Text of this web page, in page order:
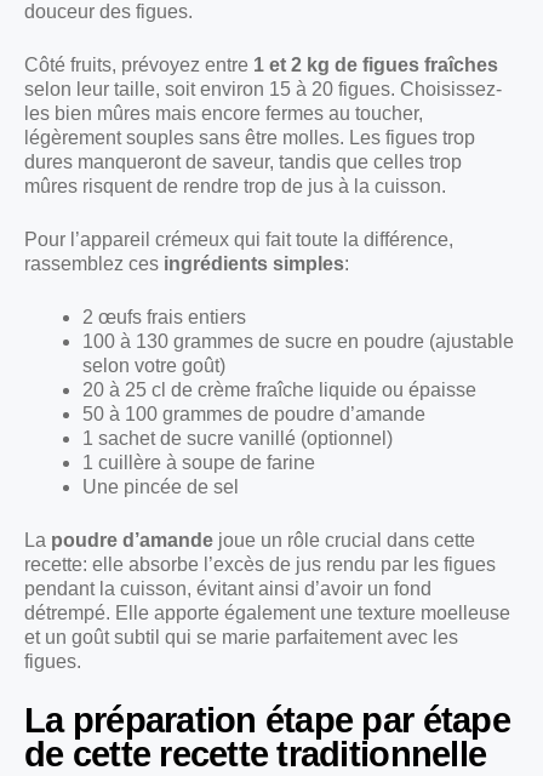
douceur des figues.
Côté fruits, prévoyez entre 1 et 2 kg de figues fraîches
selon leur taille, soit environ 15 à 20 figues. Choisissez-
les bien mûres mais encore fermes au toucher,
légèrement souples sans être molles. Les figues trop
dures manqueront de saveur, tandis que celles trop
mûres risquent de rendre trop de jus à la cuisson.
Pour l’appareil crémeux qui fait toute la différence,
rassemblez ces ingrédients simples:
2 œufs frais entiers
100 à 130 grammes de sucre en poudre (ajustable
selon votre goût)
20 à 25 cl de crème fraîche liquide ou épaisse
50 à 100 grammes de poudre d’amande
1 sachet de sucre vanillé (optionnel)
1 cuillère à soupe de farine
Une pincée de sel
La poudre d’amande joue un rôle crucial dans cette
recette: elle absorbe l’excès de jus rendu par les figues
pendant la cuisson, évitant ainsi d’avoir un fond
détrempé. Elle apporte également une texture moelleuse
et un goût subtil qui se marie parfaitement avec les
figues.
La préparation étape par étape
de cette recette traditionnelle